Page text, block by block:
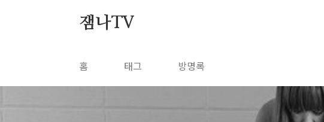
잼나TV
홈 태그 방명록